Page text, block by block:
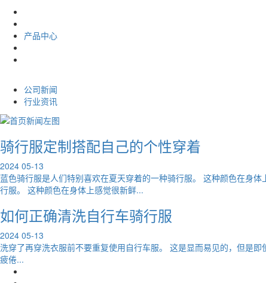
产品中心
公司新闻
行业资讯
骑行服定制搭配自己的个性穿着
2024 05-13
蓝色骑行服是人们特别喜欢在夏天穿着的一种骑行服。 这种颜色在身
行服。 这种颜色在身体上感觉很新鲜...
如何正确清洗自行车骑行服
2024 05-13
洗穿了再穿洗衣服前不要重复使用自行车服。 这是显而易见的，但是
疲倦...